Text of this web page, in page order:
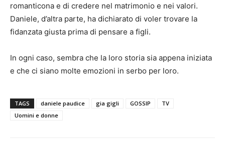
romanticona e di credere nel matrimonio e nei valori.
Daniele, d’altra parte, ha dichiarato di voler trovare la
fidanzata giusta prima di pensare a figli.
In ogni caso, sembra che la loro storia sia appena iniziata
e che ci siano molte emozioni in serbo per loro.
TAGS daniele paudice gia gigli GOSSIP
TV
Uomini e donne